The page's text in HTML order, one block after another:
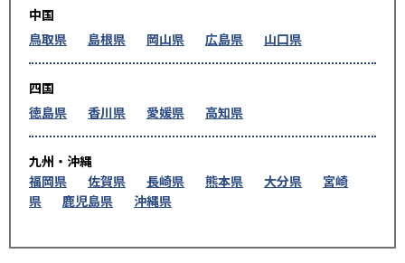
中国
鳥取県
島根県 岡山県 広島県 山口県
四国
徳島県
香川県 愛媛県 高知県
九州・沖縄
福岡県
佐賀県 長崎県 熊本県 大分県
宮崎
県
鹿児島県 沖縄県